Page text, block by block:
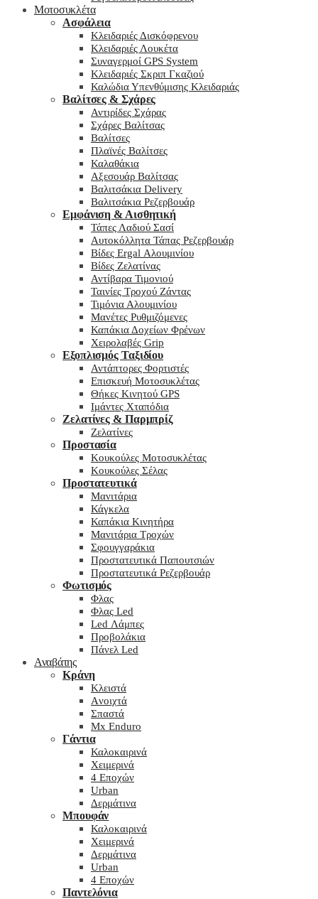
Μοτοσυκλέτα
Ασφάλεια
Κλειδαριές Δισκόφρενου
Κλειδαριές Λουκέτα
Συναγερμοί GPS System
Κλειδαριές Σκριπ Γκαζιού
Καλώδια Υπενθύμισης Κλειδαριάς
Βαλίτσες & Σχάρες
Αντιρίδες Σχάρας
Σχάρες Βαλίτσας
Βαλίτσες
Πλαϊνές Βαλίτσες
Καλαθάκια
Αξεσουάρ Βαλίτσας
Βαλιτσάκια Delivery
Βαλιτσάκια Ρεζερβουάρ
Εμφάνιση & Αισθητική
Τάπες Λαδιού Σασί
Αυτοκόλλητα Τάπας Ρεζερβουάρ
Βίδες Ergal Αλουμινίου
Βίδες Ζελατίνας
Αντίβαρα Τιμονιού
Ταινίες Τροχού Ζάντας
Τιμόνια Αλουμινίου
Μανέτες Ρυθμιζόμενες
Καπάκια Δοχείων Φρένων
Χειρολαβές Grip
Εξοπλισμός Ταξιδίου
Αντάπτορες Φορτιστές
Επισκευή Μοτοσυκλέτας
Θήκες Κινητού GPS
Ιμάντες Χταπόδια
Ζελατίνες & Παρμπρίζ
Ζελατίνες
Προστασία
Κουκούλες Μοτοσυκλέτας
Κουκούλες Σέλας
Προστατευτικά
Μανιτάρια
Κάγκελα
Καπάκια Κινητήρα
Μανιτάρια Τροχών
Σφουγγαράκια
Προστατευτικά Παπουτσιών
Προστατευτικά Ρεζερβουάρ
Φωτισμός
Φλας
Φλας Led
Led Λάμπες
Προβολάκια
Πάνελ Led
Αναβάτης
Κράνη
Kλειστά
Aνοιχτά
Σπαστά
Mx Enduro
Γάντια
Καλοκαιρινά
Χειμερινά
4 Εποχών
Urban
Δερμάτινα
Μπουφάν
Καλοκαιρινά
Χειμερινά
Δερμάτινα
Urban
4 Εποχών
Παντελόνια